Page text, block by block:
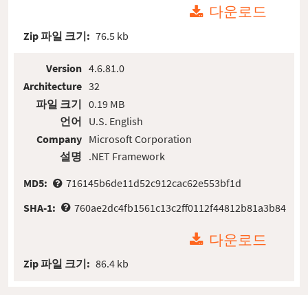
다운로드
Zip 파일 크기: 76.5 kb
Version
Architecture
파일 크기
언어
Company
설명
4.6.81.0
32
0.19 MB
U.S. English
Microsoft Corporation
.NET Framework
MD5:
716145b6de11d52c912cac62e553bf1d
SHA-1:
760ae2dc4fb1561c13c2ff0112f44812b81a3b84
다운로드
Zip 파일 크기: 86.4 kb